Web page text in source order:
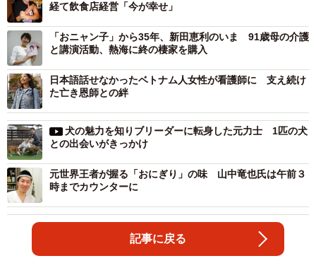
経て飲食店経営「今が幸せ」
「おニャン子」から35年、新田恵利のいま 91歳母の介護
と講演活動、熱海に終の棲家を購入
日本語話せなかったベトナム人女性が看護師に 支え続け
た亡き恩師との絆
犬の魅力を知りブリーダーに転身した元力士 1匹の犬
との出会いがきっかけ
元世界王者が握る「おにぎり」の味 山中竜也氏は午前３
時までカウンターに
記事に戻る